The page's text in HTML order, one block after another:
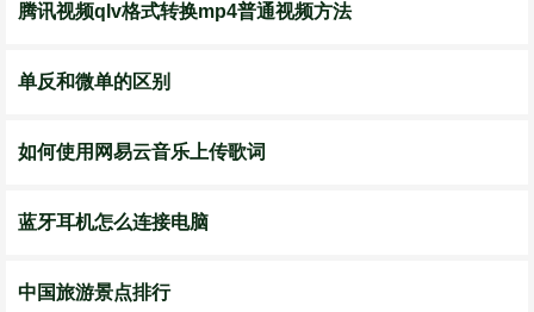
腾讯视频qlv格式转换mp4普通视频方法
单反和微单的区别
如何使用网易云音乐上传歌词
蓝牙耳机怎么连接电脑
中国旅游景点排行